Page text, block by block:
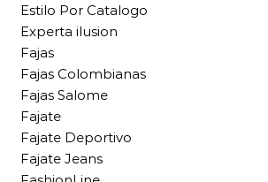
Estilo Por Catalogo
Experta ilusion
Fajas
Fajas Colombianas
Fajas Salome
Fajate
Fajate Deportivo
Fajate Jeans